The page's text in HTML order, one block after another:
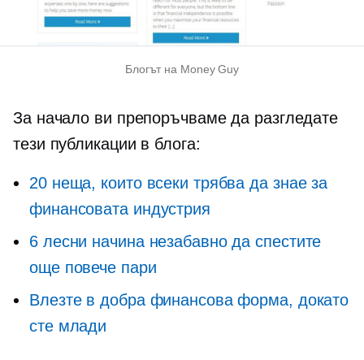
Блогът на Money Guy
За начало ви препоръчваме да разгледате
тези публикации в блога:
20 неща, които всеки трябва да знае за
финансовата индустрия
6 лесни начина незабавно да спестите
още повече пари
Влезте в добра финансова форма, докато
сте млади